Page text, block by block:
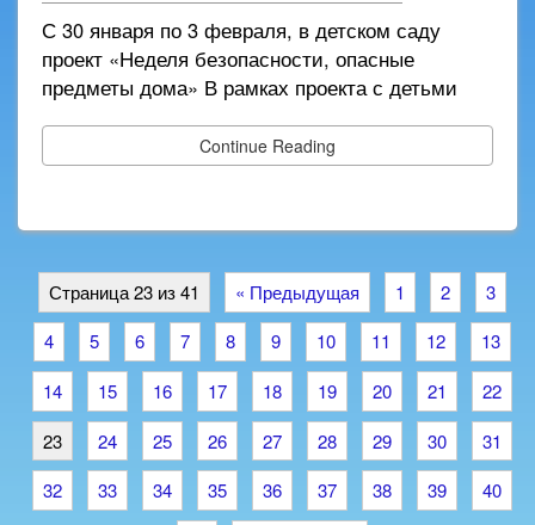
С 30 января по 3 февраля, в детском саду
проект «Неделя безопасности, опасные
предметы дома» В рамках проекта с детьми
Continue Reading
Страница 23 из 41 « Предыдущая 1 2
3
4
5 6 7 8 9 10 11 12
13
14
15 16 17 18 19 20 21
22
23
24 25 26 27 28 29 30
31
32
33 34 35 36 37 38 39
40